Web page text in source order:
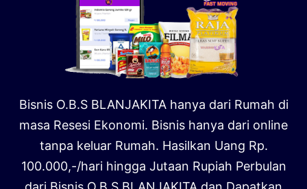
Bisnis O.B.S BLANJAKITA hanya dari Rumah di
masa Resesi Ekonomi. Bisnis hanya dari online
tanpa keluar Rumah. Hasilkan Uang Rp.
100.000,-/hari hingga Jutaan Rupiah Perbulan